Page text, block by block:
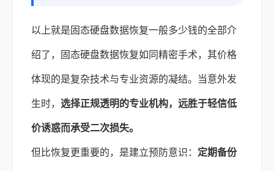
以上就是固态硬盘数据恢复一般多少钱的全部介
绍了，固态硬盘数据恢复如同精密手术，其价格
体现的是复杂技术与专业资源的凝结。当意外发
生时， 选择正规透明的专业机构，远胜于轻信低
价诱惑而承受二次损失。
但比恢复更重要的，是建立预防意识： 定期备份